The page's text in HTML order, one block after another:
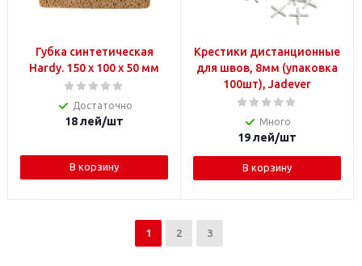
Губка синтетическая
Hardy. 150 х 100 х 50 мм
Достаточно
18лей/шт
В корзину
Крестики дистанционные
для швов, 8мм (упаковка
100шт), Jadever
Много
19лей/шт
В корзину
1 2 3